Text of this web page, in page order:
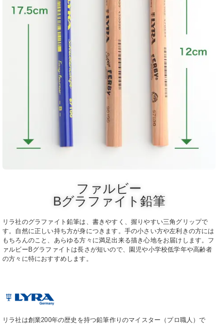
ファルビー
Bグラファイト鉛筆
リラ社のグラファイト鉛筆は、書きやすく、握りやすい三角グリップで
す。自然に正しい持ち方が身につきます。手の小さい方や左利きの方には
もちろんのこと、あらゆる方々に満足出来る描き心地をお届けします。フ
ァルビーBグラファイトは長さが短いので、園児や小学校低学年や高齢者
の方々に特におすすめします。
リラ社は創業200年の歴史を持つ鉛筆作りのマイスター（プロ職人）で